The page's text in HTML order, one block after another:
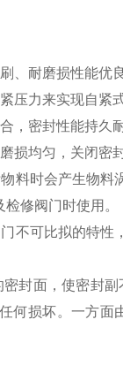
、耐磨损性能优
压力来实现自紧
，密封性能持久
损均匀，关闭密
料时会产生物
修阀门时使用。
不可比拟的特
封面，使密封
何损坏。一方